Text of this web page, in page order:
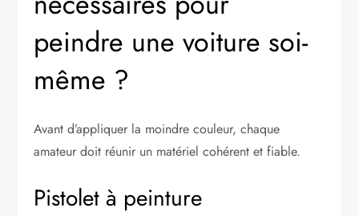
peindre une voiture soi-
même ?
Avant d’appliquer la moindre couleur, chaque
amateur doit réunir un matériel cohérent et fiable.
Pistolet à peinture